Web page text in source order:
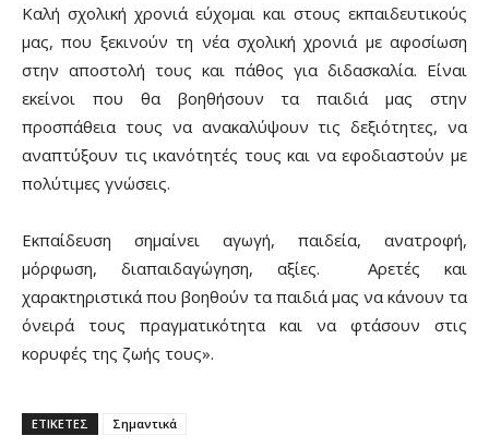
Καλή σχολική χρονιά εύχομαι και στους εκπαιδευτικούς
μας, που ξεκινούν τη νέα σχολική χρονιά με αφοσίωση
στην αποστολή τους και πάθος για διδασκαλία. Είναι
εκείνοι που θα βοηθήσουν τα παιδιά μας στην
προσπάθεια τους να ανακαλύψουν τις δεξιότητες, να
αναπτύξουν τις ικανότητές τους και να εφοδιαστούν με
πολύτιμες γνώσεις.
Εκπαίδευση σημαίνει αγωγή, παιδεία, ανατροφή,
μόρφωση, διαπαιδαγώγηση, αξίες. Αρετές και
χαρακτηριστικά που βοηθούν τα παιδιά μας να κάνουν τα
όνειρά τους πραγματικότητα και να φτάσουν στις
κορυφές της ζωής τους».
ΕΤΙΚΕΤΕΣ Σημαντικά